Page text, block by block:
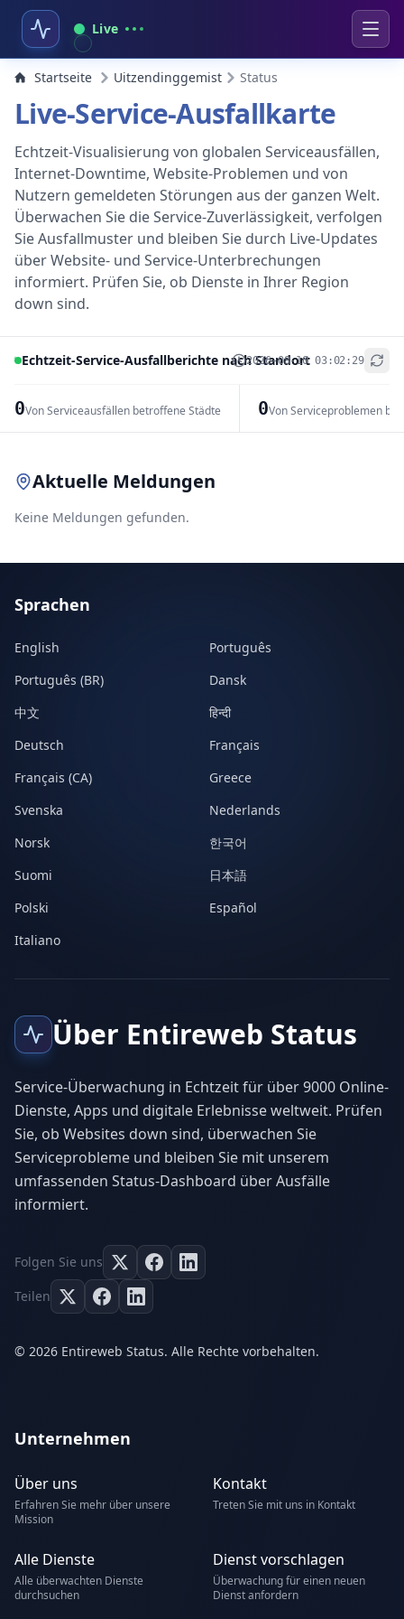
Live
Startseite Uitzendinggemist Status
Live-Service-Ausfallkarte
Echtzeit-Visualisierung von globalen Serviceausfällen,
Internet-Downtime, Website-Problemen und von
Nutzern gemeldeten Störungen aus der ganzen Welt.
Überwachen Sie die Service-Zuverlässigkeit, verfolgen
Sie Ausfallmuster und bleiben Sie durch Live-Updates
über Website- und Service-Unterbrechungen
informiert. Prüfen Sie, ob Dienste in Ihrer Region
down sind.
Echtzeit-Service-Ausfallberichte nach Standort
2026-08-10 03:02:29
0Von Serviceausfällen betroffene Städte 0Von Serviceproblemen
+
Aktuelle Meldungen
Keine Meldungen gefunden.
Sprachen
English
Português
Português (BR)
Dansk
中文
हिन्दी
Deutsch
Français
Français (CA)
Greece
Svenska
Nederlands
Norsk
한국어
Suomi
日本語
Polski
Español
Italiano
Über Entireweb Status
Service-Überwachung in Echtzeit für über 9000 Online-
Dienste, Apps und digitale Erlebnisse weltweit. Prüfen
Sie, ob Websites down sind, überwachen Sie
Serviceprobleme und bleiben Sie mit unserem
umfassenden Status-Dashboard über Ausfälle
informiert.
Folgen Sie uns
Teilen
© 2026 Entireweb Status. Alle Rechte vorbehalten.
Unternehmen
Über uns
Erfahren Sie mehr über unsere
Mission
Kontakt
Treten Sie mit uns in Kontakt
Alle Dienste
Alle überwachten Dienste
durchsuchen
Dienst vorschlagen
Überwachung für einen neuen
Dienst anfordern